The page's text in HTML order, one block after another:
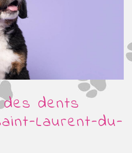
dents
Laurent-du-